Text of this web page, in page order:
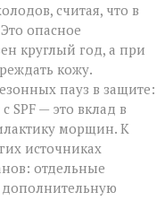
считая, что в
опасное
круглый год, а при
кожу.
пауз в защите:
SPF — это вклад в
морщин. К
источниках
отдельные
дополнительную